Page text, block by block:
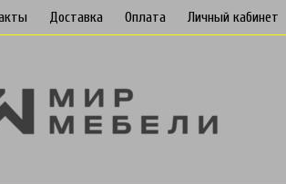
Доставка Оплата Личный кабинет